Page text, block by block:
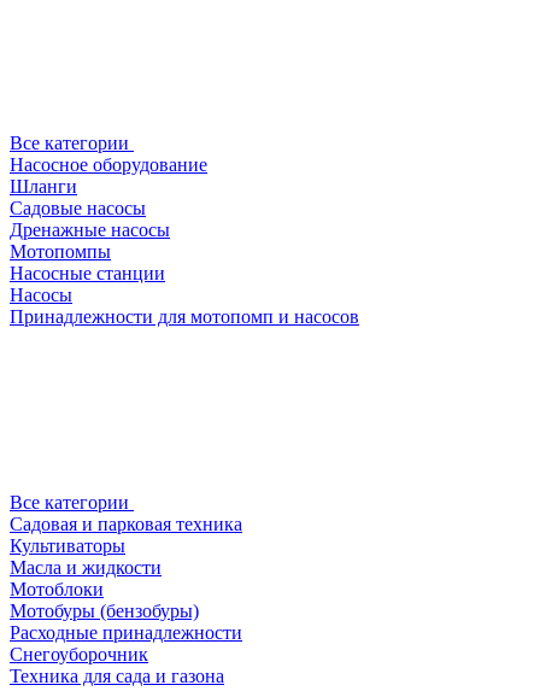
Все категории
Насосное оборудование
Шланги
Садовые насосы
Дренажные насосы
Мотопомпы
Насосные станции
Насосы
Принадлежности для мотопомп и насосов
Все категории
Садовая и парковая техника
Культиваторы
Масла и жидкости
Мотоблоки
Мотобуры (бензобуры)
Расходные принадлежности
Снегоуборочник
Техника для сада и газона